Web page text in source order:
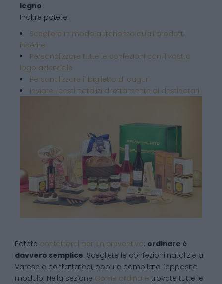
legno
Inoltre potete:
Scegliere in modo autonomo quali prodotti
inserire
Personalizzare tutte le confezioni con il vostro
logo aziendale
Personalizzare il biglietto di auguri
Inviare i cesti natalizi direttamente ai destinatari
Potete contattarci per un preventivo: ordinare è
davvero semplice. Scegliete le confezioni natalizie a
Varese e contattateci, oppure compilate l’apposito
modulo. Nella sezione Come ordinare trovate tutte le